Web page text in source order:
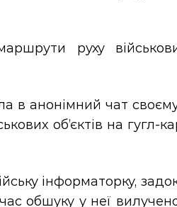
руху
в анонімний чат
об’єктів на гугл-
інформаторку,
обшуку у неї